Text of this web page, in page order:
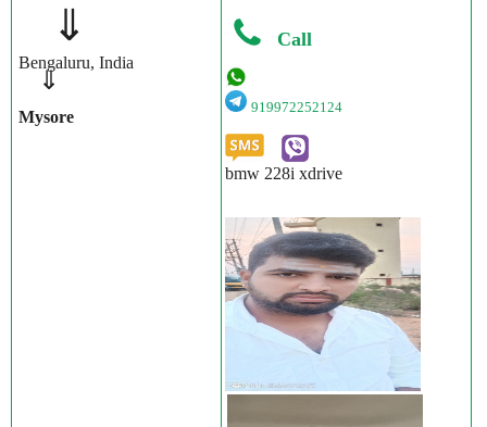
⇓
Bengaluru, India
⇓
Mysore
Call
919972252124
bmw 228i xdrive